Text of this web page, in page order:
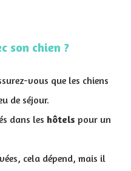
son chien ?
vous que les chiens
de séjour.
dans les hôtels pour un
cela dépend, mais il